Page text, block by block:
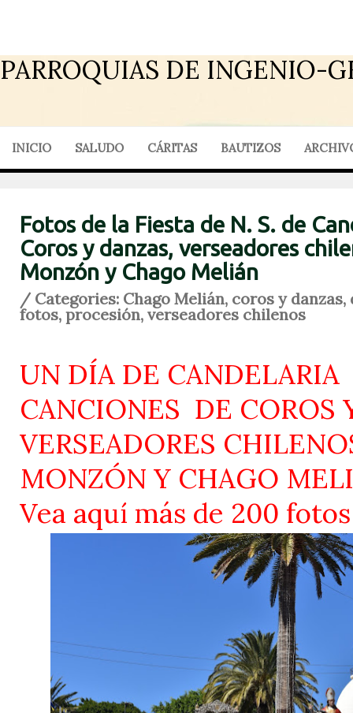
PARROQUIAS DE INGENIO-
INICIO SALUDO CÁRITAS BAUTIZOS
Fotos de la Fiesta de N. S. de
Coros y danzas, verseadores
Monzón y Chago Melián
/ Categories: Chago Melián, coros y danzas,
fotos,procesión,verseadores chilenos
UN DÍA DE CANDELARIA
CANCIONES DE COROS
VERSEADORES
MONZÓN Y CHAGO
Vea aquí más de 200 fotos